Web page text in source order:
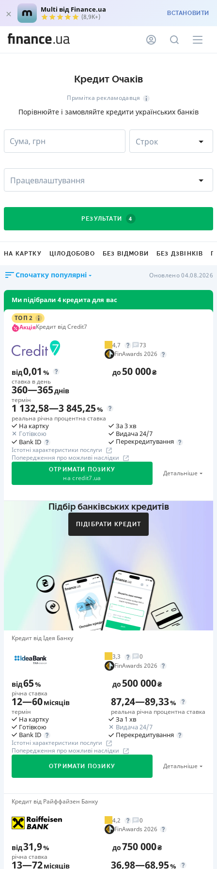
Multi від Finance.ua
(8,9K+) ВСТАНОВИТИ
Кредит Очаків
Примітка рекламодавця
Порівнюйте і замовляйте кредити українських банків
Сума, грн Строк
Працевлаштування
РЕЗУЛЬТАТИ 4
НА КАРТКУ ЦІЛОДОБОВО БЕЗ ВІДМОВИ БЕЗ ДЗВІНКІВ
Спочатку популярні Оновлено 04.08.2026
Ми підібрали 4 кредита для вас
ТОП 2
АкціяКредит від Credit7
4,7
73
FinAwards 2026
від0,01 %
ставка в день
до50 000₴
360—365днів
термін
1 132,58—3 845,25%
реальна річна процентна ставка
На картку
Готівкою
Bank ID
За 3 хв
Видача 24/7
Перекредитування
Істотні характеристики послуги
Попередження про можливі наслідки
ОТРИМАТИ ПОЗИКУ
на credit7.ua
Детальніше
Акція: «Кешбек за друга»
Коли друг реєструється та отримує перший кредит
Бронзовий призер FinAwards 2026 «Найкраща програма
лояльності»
Перший займ
вiд 0,01%/день до 30 000 ₴
Повторний займ
Додаткова комісія за дострокове погашення
у будь-який момент можна повністю погасити позику без
додаткових плат
Страховка
відсутня
Штрафи
Неустойка за невиконання та/або неналежне виконання
споживачем грошових зобов’язань: штраф у розмірі 75%
від суми невиконаного та/або неналежного виконання
зобов’язання на 2-й день кожного факту такого
невиконання та/або неналежного виконання.
Детальніше читайте на сайті МФО.
Необхідні документи
Паспорт,ІПН
Вік
18 - 65 років
Переваги
Підбір банківських кредитів
ПІДІБРАТИ КРЕДИТ
Кредит від Ідея Банку
3,3
0
FinAwards 2026
від65%
річна ставка
до500 000₴
12—60місяців
термін
87,24—89,33%
реальна річна процентна ставка
На картку
Готівкою
Bank ID
За 1 хв
Видача 24/7
Перекредитування
Істотні характеристики послуги
Попередження про можливі наслідки
ОТРИМАТИ ПОЗИКУ Детальніше
🥇Переможець FinAwards 2026
Переможець FinAwards 2026 «Найкращий кредит
готівкою»
вiд 65%/рік до 500 000 ₴
Додаткова комісія за дострокове погашення
Кредит від Райффайзен Банку
4,2
0
FinAwards 2026
від31,9%
річна ставка
до750 000₴
13—72місяців 36,98—68,95%